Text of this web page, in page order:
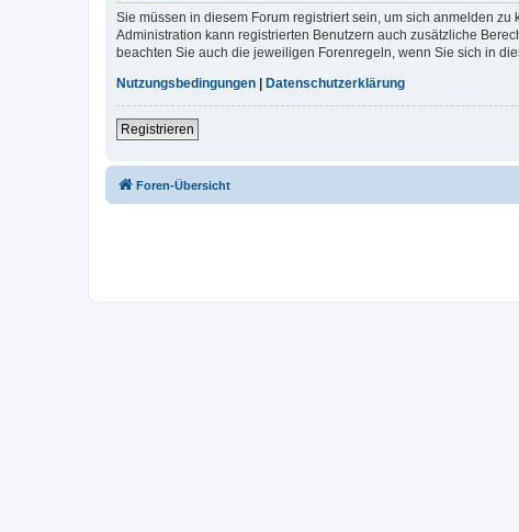
Sie müssen in diesem Forum registriert sein, um sich anmelden
Administration kann registrierten Benutzern auch zusätzliche
beachten Sie auch die jeweiligen Forenregeln, wenn Sie sich in
Nutzungsbedingungen
Datenschutzerklärung
Registrieren
Foren-Übersicht